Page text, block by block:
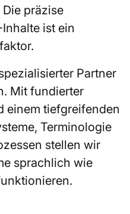
präzise
ist ein
Partner
Mit fundierter
einem tiefgreifenden
Terminologie
stellen wir
sprachlich wie